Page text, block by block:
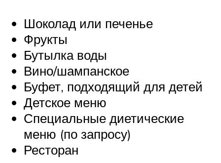
Шоколад или печенье
Фрукты
Бутылка воды
Вино/шампанское
Буфет, подходящий для детей
Детское меню
Специальные диетические
меню (по запросу)
Ресторан